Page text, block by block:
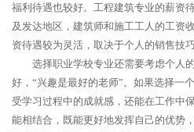
福利待遇也较好。工程建筑专业的薪资
及发达地区，建筑师和施工工人的工资
资待遇较为灵活，取决于个人的销售技巧
选择职业学校专业还需要考虑个人
好，“兴趣是最好的老师”。如果选择一
受学习过程中的成就感，还能在工作中
能相结合，既能更好地发挥自己的优势